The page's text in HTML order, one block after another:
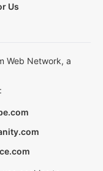
Us
Web Network, a